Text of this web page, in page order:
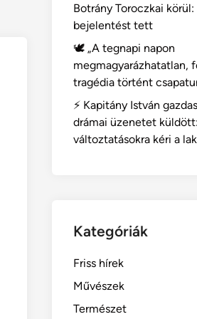
Botrány Toroczkai körül:
bejelentést tett
🕊️ „A tegnapi napon
megmagyarázhatatlan,
tragédia történt
⚡ Kapitány István
drámai üzenetet
változtatásokra kéri a
Kategóriák
Friss hírek
Művészek
Természet